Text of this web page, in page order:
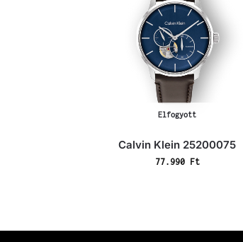
Elfogyott
Calvin Klein 25200075
77.990 Ft